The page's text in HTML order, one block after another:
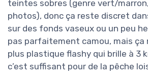
teintes sobres (genre vert/
photos), donc ça reste discret
sur des fonds vaseux ou un peu
pas parfaitement camou, mais ça
plus plastique flashy qui brille à 3
c’est suffisant pour de la pêche